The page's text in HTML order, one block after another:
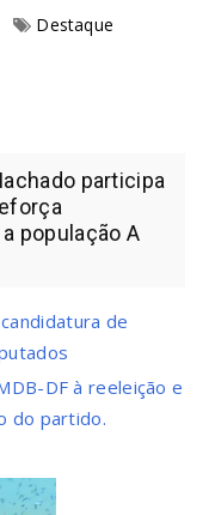
Destaque
participa
população A
de
DF à reeleição e
do partido.